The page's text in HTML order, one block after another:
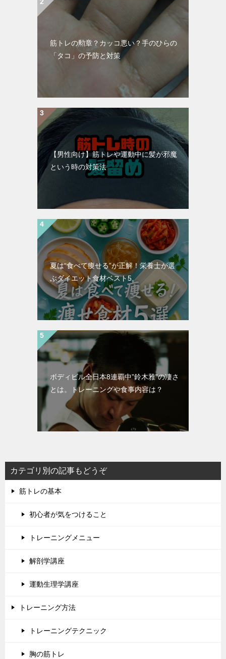
筋トレの勲章？カッコ悪い？手のひらの
「タコ」の予防と対策
【男性向け】筋トレや運動中に髪が邪魔
という時の対策法
夏は“食べて痩せる”が正解！栄養士が選
ぶダイエット食材ベスト5
ボディビル全日本8連覇中”鈴木雅”の凄さ
とは。トレーニングや食事内容は？
カテゴリ別の記事もどうぞ
筋トレの基本
初心者が気をつけること
トレーニングメニュー
解剖学講座
運動生理学講座
トレーニング方法
トレーニングテクニック
胸の筋トレ